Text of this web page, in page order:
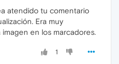
atendido tu comentario
Era muy
en los marcadores.
1